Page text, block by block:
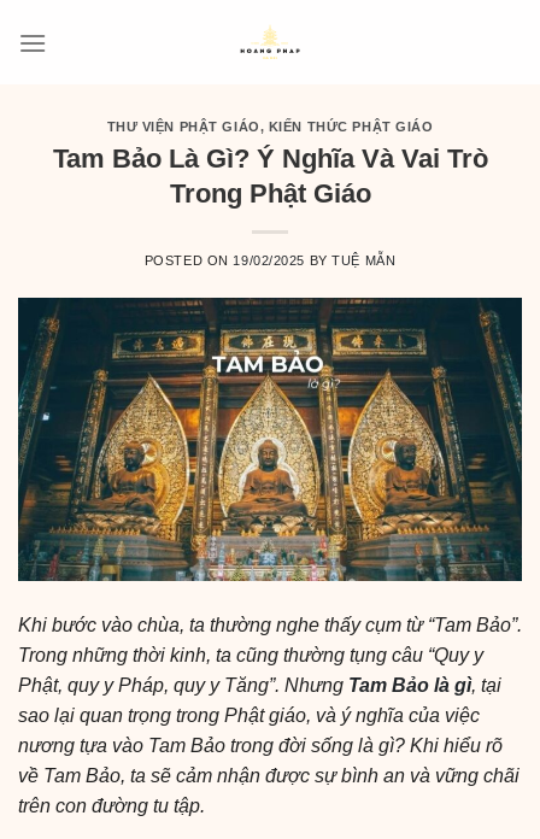
THƯ VIỆN PHẬT GIÁO, KIẾN THỨC PHẬT GIÁO
Tam Bảo Là Gì? Ý Nghĩa Và Vai Trò
Trong Phật Giáo
POSTED ON 19/02/2025 BYTUỆ MẪN
Khi bước vào chùa, ta thường nghe thấy cụm từ “Tam Bảo”.
Trong những thời kinh, ta cũng thường tụng câu “Quy y
Phật, quy y Pháp, quy y Tăng”. Nhưng Tam Bảo là gì, tại
sao lại quan trọng trong Phật giáo, và ý nghĩa của việc
nương tựa vào Tam Bảo trong đời sống là gì? Khi hiểu rõ
về Tam Bảo, ta sẽ cảm nhận được sự bình an và vững chãi
trên con đường tu tập.